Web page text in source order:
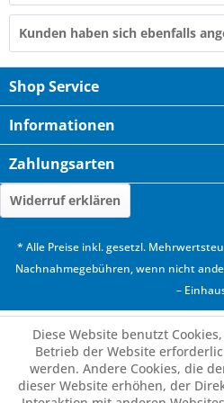
Kunden haben sich ebenfalls
Shop Service
Informationen
Zahlungsarten
Widerruf erklären
* Alle Preise inkl. gesetzl.
Nachnahmegebühren, wenn nicht
–
Diese Website benutzt
Betrieb der Website
werden. Andere Cookies, die
dieser Website erhöhen, der